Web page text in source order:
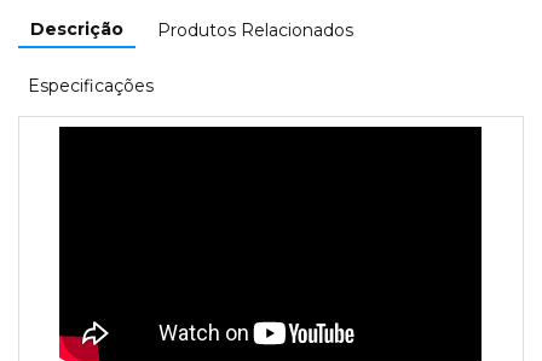
Descrição Produtos Relacionados
Especificações